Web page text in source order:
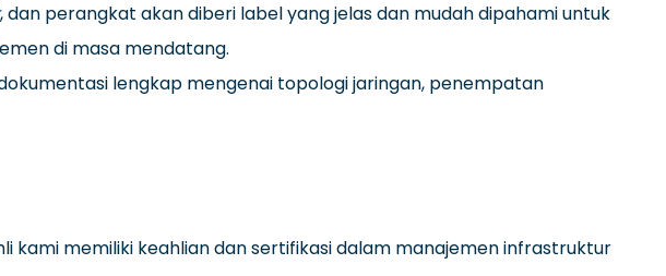
, dan perangkat akan diberi label yang jelas dan mudah dipahami untuk
di masa mendatang.
lengkap mengenai topologi jaringan, penempatan
kami memiliki keahlian dan sertifikasi dalam manajemen infrastruktur